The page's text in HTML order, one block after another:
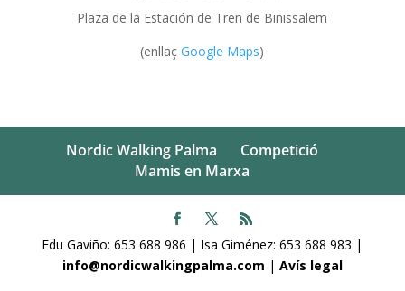
Plaza de la Estación de Tren de Binissalem
(enllaçGoogle Maps)
Nordic Walking Palma
Competició
Mamis en Marxa
Edu Gaviño: 653 688 986 | Isa Giménez: 653 688 983 |
info@nordicwalkingpalma.com | Avís legal